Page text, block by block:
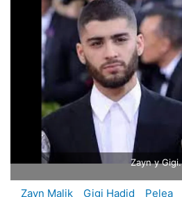
Zayn y Gigi.
Zayn Malik Gigi Hadid Pelea